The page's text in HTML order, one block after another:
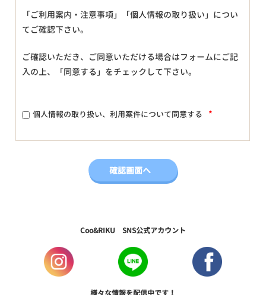
「ご利用案内・注意事項」「個人情報の取り扱い」につい
てご確認下さい。
ご確認いただき、ご同意いただける場合はフォームにご記
入の上、「同意する」をチェックして下さい。
個人情報の取り扱い、利用案件について同意する *
Coo&RIKU SNS公式アカウント
様々な情報を配信中です！